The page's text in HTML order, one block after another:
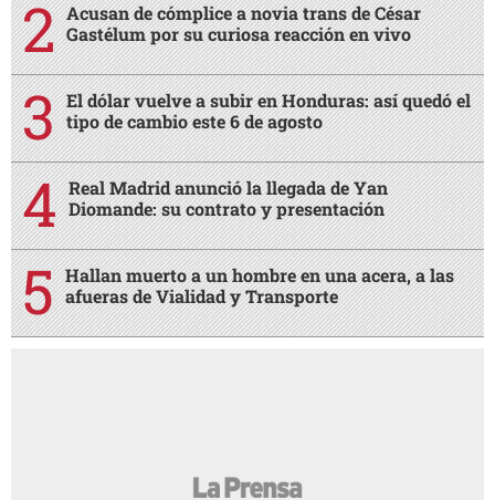
Acusan de cómplice a novia trans de César
Gastélum por su curiosa reacción en vivo
El dólar vuelve a subir en Honduras: así quedó el
tipo de cambio este 6 de agosto
Real Madrid anunció la llegada de Yan
Diomande: su contrato y presentación
Hallan muerto a un hombre en una acera, a las
afueras de Vialidad y Transporte